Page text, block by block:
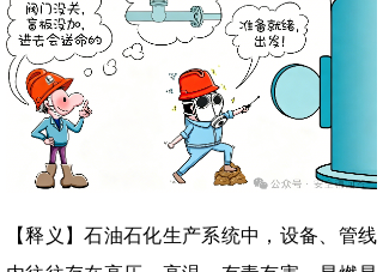
【释义】石油石化生产系统中，设备、管线